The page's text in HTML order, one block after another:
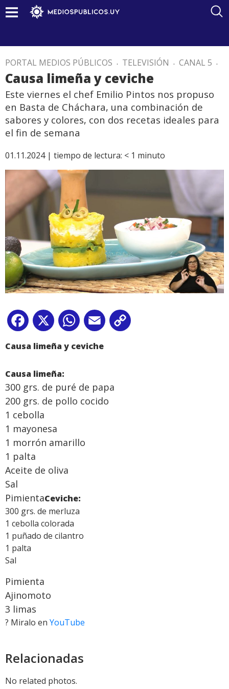
PORTAL MEDIOS PÚBLICOS . TELEVISIÓN . CANAL 5 .
Causa limeña y ceviche
Este viernes el chef Emilio Pintos nos propuso
en Basta de Cháchara, una combinación de
sabores y colores, con dos recetas ideales para
el fin de semana
01.11.2024 | tiempo de lectura: < 1 minuto
Facebook
X WhatsApp
Email
Causa limeña y ceviche
Causa limeña:
300 grs. de puré de papa
200 grs. de pollo cocido
1 cebolla
1 mayonesa
1 morrón amarillo
1 palta
Aceite de oliva
Sal
PimientaCeviche:
300 grs. de merluza
1 cebolla colorada
1 puñado de cilantro
1 palta
Sal
Pimienta
Ajinomoto
3 limas
? Miralo en YouTube
Relacionadas
No related photos.